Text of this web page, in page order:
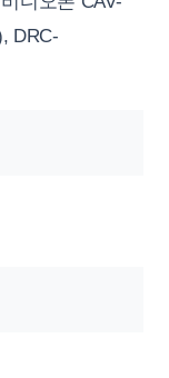
DRC-